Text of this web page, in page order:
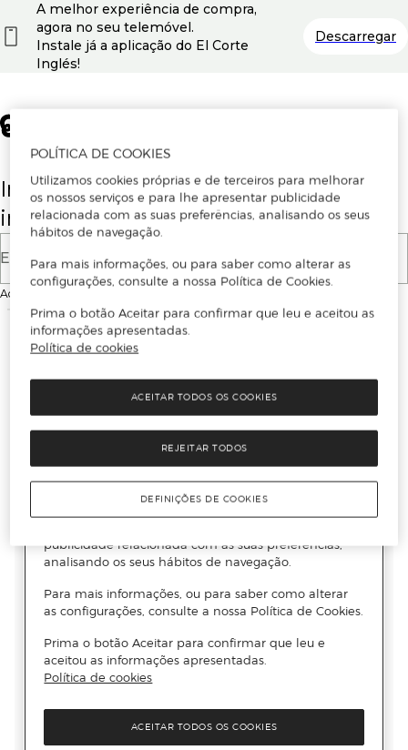
Insira o seu email para se registar ou
iniciar sessão.
E-mail
Ao continuar, aceitas as
A melhor experiência de compra,
agora no seu telemóvel.
Instale já a aplicação do El Corte
Inglés!
Descarregar
POLÍTICA DE COOKIES
Utilizamos cookies próprias e de terceiros para melhorar
os nossos serviços e para lhe apresentar publicidade
relacionada com as suas preferências, analisando os seus
hábitos de navegação.
Para mais informações, ou para saber como alterar as
configurações, consulte a nossa Política de Cookies.
Prima o botão Aceitar para confirmar que leu e aceitou as
informações apresentadas.
Política de cookies
REJEITAR TODOS
ACEITAR TODOS OS COOKIES
DEFINIÇÕES DE COOKIES